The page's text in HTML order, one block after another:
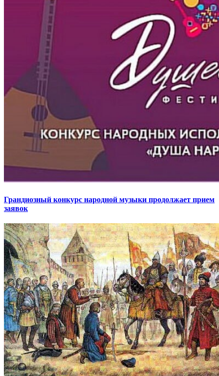
Грандиозный конкурс народной музыки продолжает прием
заявок